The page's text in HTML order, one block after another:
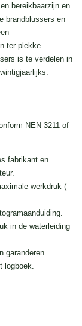
bereikbaarzijn en
brandblussers en
ter plekke
is te verdelen in
NEN 3211 of
fabrikant en
werkdruk (
in de waterleiding
logboek.